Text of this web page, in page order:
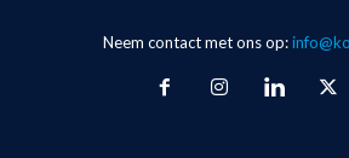
Neem contact met ons op: